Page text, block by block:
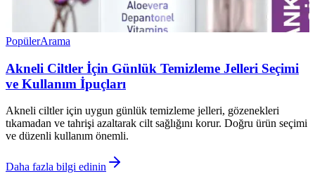
PopülerArama
Akneli Ciltler İçin Günlük Temizleme Jelleri Seçimi
ve Kullanım İpuçları
Akneli ciltler için uygun günlük temizleme jelleri, gözenekleri
tıkamadan ve tahrişi azaltarak cilt sağlığını korur. Doğru ürün seçimi
ve düzenli kullanım önemli.
Daha fazla bilgi edinin